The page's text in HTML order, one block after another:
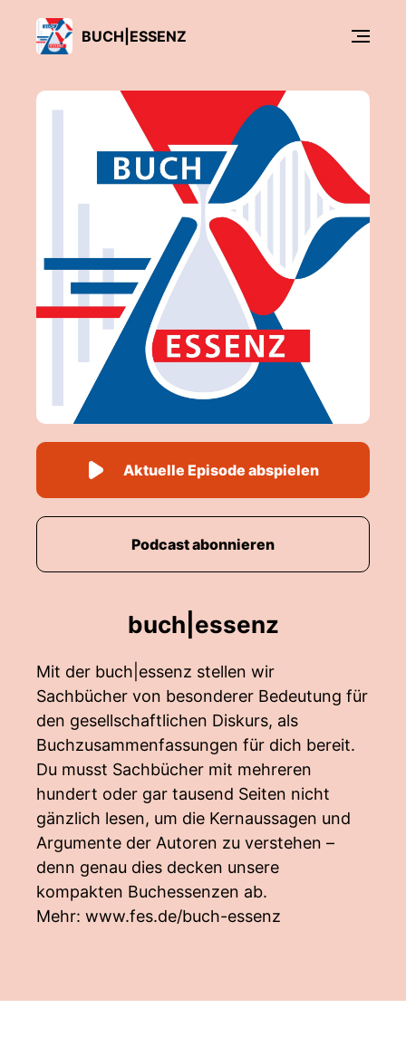
BUCH|ESSENZ
buch|essenz
Mit der buch|essenz stellen wir
Sachbücher von besonderer Bedeutung für
den gesellschaftlichen Diskurs, als
Buchzusammenfassungen für dich bereit.
Du musst Sachbücher mit mehreren
hundert oder gar tausend Seiten nicht
gänzlich lesen, um die Kernaussagen und
Argumente der Autoren zu verstehen –
denn genau dies decken unsere
kompakten Buchessenzen ab.
Mehr: www.fes.de/buch-essenz
Aktuelle Episode abspielen
Podcast abonnieren